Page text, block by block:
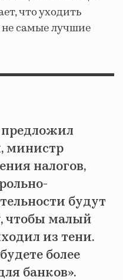
что уходить
не самые лучшие
министр
налогов,
будут
чтобы малый
из тени.
более
банков».